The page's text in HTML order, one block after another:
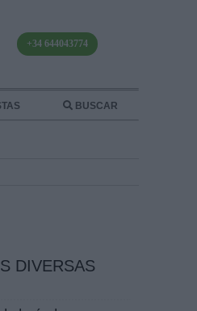
+34 644043774
BUSCAR
DIVERSAS